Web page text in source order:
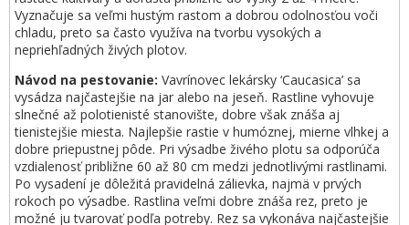
Vyznačuje sa veľmi hustým rastom a dobrou odolnosťou voči
chladu, preto sa často využíva na tvorbu vysokých a
nepriehľadných živých plotov.
Návod na pestovanie: Vavrínovec lekársky ‘Caucasica’ sa
vysádza najčastejšie na jar alebo na jeseň. Rastline vyhovuje
slnečné až polotienisté stanovište, dobre však znáša aj
tienistejšie miesta. Najlepšie rastie v humóznej, mierne vlhkej a
dobre priepustnej pôde. Pri výsadbe živého plotu sa odporúča
vzdialenosť približne 60 až 80 cm medzi jednotlivými rastlinami.
Po vysadení je dôležitá pravidelná zálievka, najmä v prvých
rokoch po výsadbe. Rastlina veľmi dobre znáša rez, preto je
možné ju tvarovať podľa potreby. Rez sa vykonáva najčastejšie